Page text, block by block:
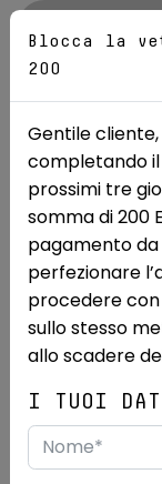
Mostra le 14 foto
JAGUAR
Dynamic
USATO RENORD
7/2021
Desideri
Blocca la
200
Gentile cliente,
completando
prossimi tre
somma di 200
pagamento da
perfezionare
procedere
sullo stesso
allo scadere
I TUOI